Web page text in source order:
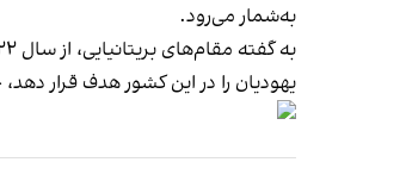
به‌شمار می‌رود.
یهودیان را در این کشور هدف قرار